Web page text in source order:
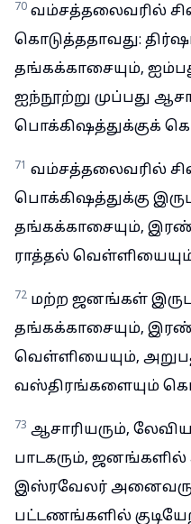
70 வம்சத்தலைவரில்
கொடுத்ததாவது:
தங்கக்காசையும்,
ஐந்நூற்று முப்பது
பொக்கிஷத்துக்குக்
71 வம்சத்தலைவரில்
பொக்கிஷத்துக்கு
தங்கக்காசையும்,
ராத்தல்
72 மற்ற ஜனங்கள்
தங்கக்காசையும்,
வெள்ளியையும்,
வஸ்திரங்களையும்
73 ஆசாரியரும்,
பாடகரும், ஜனங்களில்
இஸ்ரவேலர்
பட்டணங்களில்